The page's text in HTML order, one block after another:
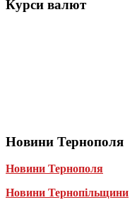
Курси валют
Новини Тернополя
Новини Тернополя
Новини Тернопільщини